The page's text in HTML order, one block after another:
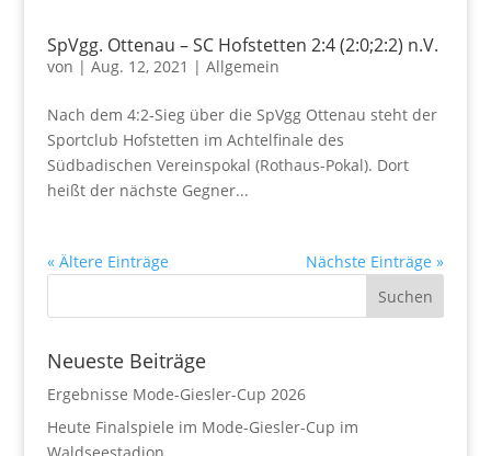
SpVgg. Ottenau – SC Hofstetten 2:4 (2:0;2:2) n.V.
von | Aug. 12, 2021 | Allgemein
Nach dem 4:2-Sieg über die SpVgg Ottenau steht der
Sportclub Hofstetten im Achtelfinale des
Südbadischen Vereinspokal (Rothaus-Pokal). Dort
heißt der nächste Gegner...
« Ältere Einträge Nächste Einträge »
Neueste Beiträge
Ergebnisse Mode-Giesler-Cup 2026
Heute Finalspiele im Mode-Giesler-Cup im